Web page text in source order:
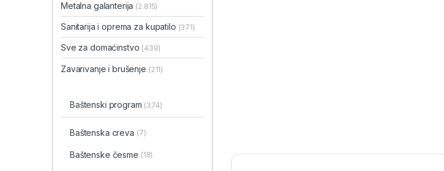
Metalna galanterija (2.815)
Sanitarija i oprema za kupatilo (371)
Sve za domaćinstvo (439)
Zavarivanje i brušenje (211)
Baštenski program (374)
Baštenska creva (7)
Baštenske česme (18)